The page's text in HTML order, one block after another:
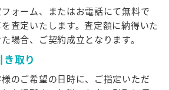
ォーム、またはお電話にて無料で
査定いたします。査定額に納得いた
場合、ご契約成立となります。
き取り
のご希望の日時に、ご指定いただ